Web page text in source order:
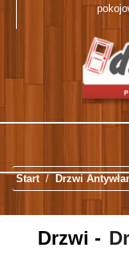
Start Drzwi